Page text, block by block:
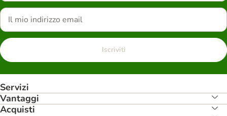
Iscriviti
Servizi
Vantaggi
Acquisti